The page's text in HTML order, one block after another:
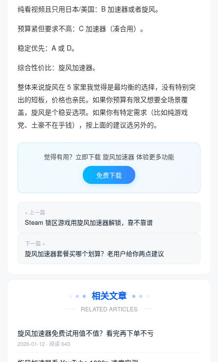
纯看视频且只用日本/美国：B 加速器或者旋风。
预算紧但要求不高：C 加速器（凑合用）。
稳定优先：A 或 D。
综合性价比：旋风加速器。
整体来说旋风在 5 家里我觉得是最均衡的选择，没有特别突
出的短板，价格也亲民。如果你预算有限又想要全场景覆
盖，旋风是个稳妥选项。如果你有特定需求（比如纯游戏
党、土豪不在乎钱），按上面的建议选另外的。
觉得有用？立即下载 旋风加速器 体验更多功能
免费下载
« 上一篇
Steam 锁区游戏用旋风加速器解锁，靠不靠谱
下一篇 »
旋风加速器套餐买哪个划算？老用户给你两点建议
相关文章
RELATED ARTICLES
旋风加速器免费试用值不值？看完再下单不亏
2026-01-12 · 阅读 643